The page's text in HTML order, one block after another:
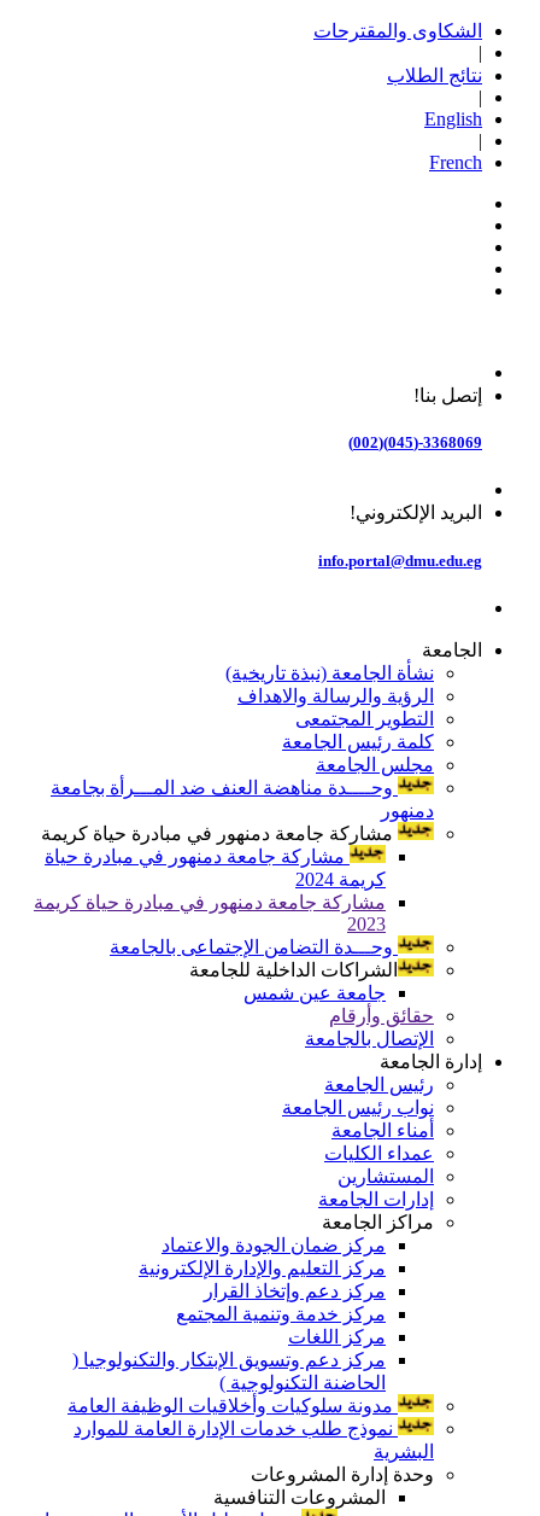
الشكاوى والمقترحات
|
نتائج الطلاب
|
English
|
French
إتصل بنا!
3368069-(045)(002)
البريد الإلكتروني!
info.portal@dmu.edu.eg
الجامعة
نشأة الجامعة (نبذة تاريخية)
الرؤية والرسالة والاهداف
التطوير المجتمعى
كلمة رئيس الجامعة
مجلس الجامعة
وحــــدة مناهضة العنف ضد المـــرأة بجامعة
دمنهور
مشاركة جامعة دمنهور في مبادرة حياة كريمة
مشاركة جامعة دمنهور في مبادرة حياة
كريمة 2024
مشاركة جامعة دمنهور في مبادرة حياة كريمة
2023
وحـــدة التضامن الإجتماعى بالجامعة
الشراكات الداخلية للجامعة
جامعة عين شمس
حقائق وأرقام
الإتصال بالجامعة
إدارة الجامعة
رئيس الجامعة
نواب رئيس الجامعة
أمناء الجامعة
عمداء الكليات
المستشارين
إدارات الجامعة
مراكز الجامعة
مركز ضمان الجودة والاعتماد
مركز التعليم والإدارة الإلكترونية
مركز دعم وإتخاذ القرار
مركز خدمة وتنمية المجتمع
مركز اللغات
مركز دعم وتسويق الإبتكار والتكنولوجيا (
الحاضنة التكنولوجية )
مدونة سلوكيات وأخلاقيات الوظيفة العامة
نموذج طلب خدمات الإدارة العامة للموارد
البشرية
وحدة إدارة المشروعات
المشروعات التنافسية